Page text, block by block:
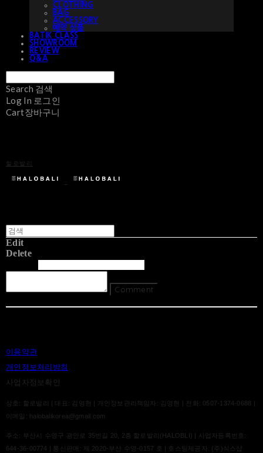
CLOTHING
BAG
ACCESSORY
예약 상품
BATIK CLASS
SHOWROOM
REVIEW
Q&A
Search 검색
Log In 로그인
Cart장바구니
할로발리
Edit
Delete
Comment
이용약관
개인정보처리방침
사업자정보확인
상호: 할로발리 | 대표: 김영현 | 개인정보관리책임자: 김영현 | 전화: 0507-1374-0688 |
이메일: halobalikorea@gmail.com
주소: 부산시 수영구 광안로 35번길 20, 2층 할로발리(HALOBLI) | 사업자등록번호:
644-36-00774 | 통신판매: 제 2020-부산 수영-0157 호 | 호스팅제공자: (주)식스샵